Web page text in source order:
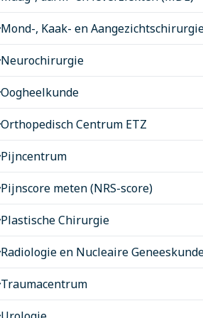
Mond-, Kaak- en
Neurochirurgie
Oogheelkunde
Orthopedisch Centrum ETZ
Pijncentrum
Pijnscore meten (NRS-score)
Plastische Chirurgie
Radiologie en Nucleaire
Traumacentrum